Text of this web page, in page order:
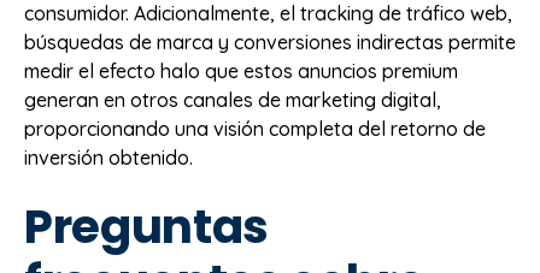
consumidor. Adicionalmente, el tracking de tráfico web,
búsquedas de marca y conversiones indirectas permite
medir el efecto halo que estos anuncios premium
generan en otros canales de marketing digital,
proporcionando una visión completa del retorno de
inversión obtenido.
Preguntas